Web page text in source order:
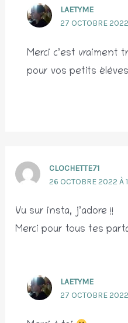
LAETYME
27 OCTOBRE
Merci c’est vraiment
pour vos petits élèves
CLOCHETTE71
26 OCTOBRE 2022 À
Vu sur insta, j’adore !!
Merci pour tous tes
LAETYME
27 OCTOBRE